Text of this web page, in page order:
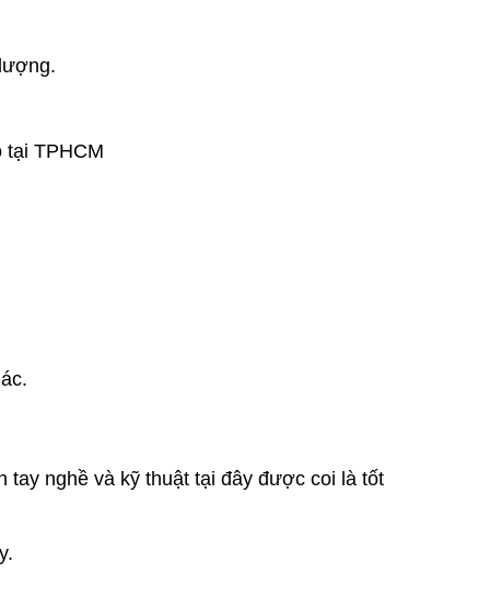
tại TPHCM
tay nghề và kỹ thuật tại đây được coi là tốt